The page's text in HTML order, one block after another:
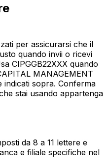
per assicurarsi che il
quando invii o ricevi
CIPGGB22XXX quando
MANAGEMENT
indicati sopra. Conferma
stai usando appartenga
da 8 a 11 lettere e
e filiale specifiche nel